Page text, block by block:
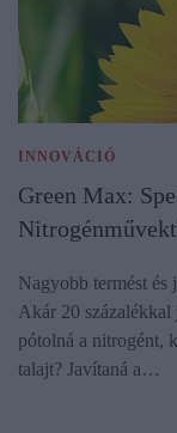
INNOVÁCIÓ
Green Max:
Nagyobb termést és
Akár 20 százalékkal
pótolná a nitrogént,
talajt? Javítaná a…